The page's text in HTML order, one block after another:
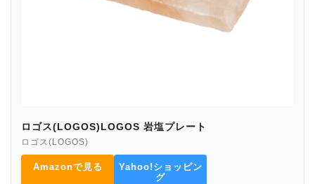
ロゴス(LOGOS)LOGOS 岩塩プレート
ロゴス(LOGOS)
Amazonで見る
Yahoo!ショッピン
グ